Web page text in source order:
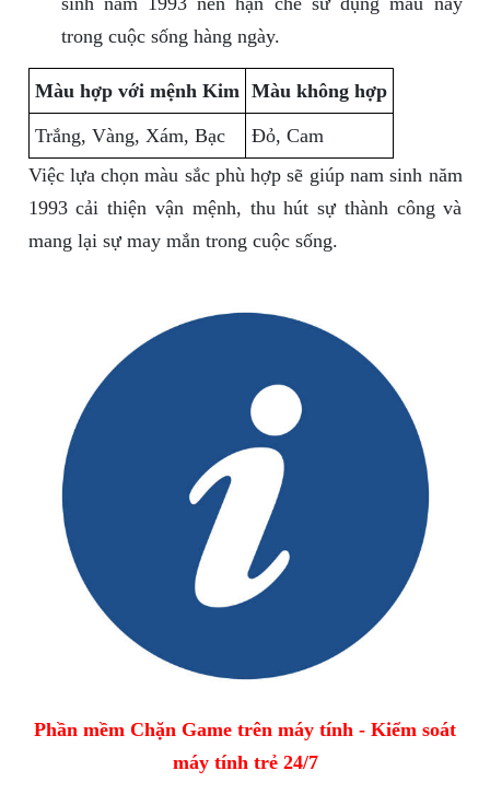
trong cuộc sống hàng ngày.
Màu hợp với mệnh Kim Màu không hợp
Trắng, Vàng, Xám, Bạc
Đỏ, Cam
Việc lựa chọn màu sắc phù hợp sẽ giúp nam sinh năm
1993 cải thiện vận mệnh, thu hút sự thành công và
mang lại sự may mắn trong cuộc sống.
Phần mềm Chặn Game trên máy tính - Kiểm soát
máy tính trẻ 24/7